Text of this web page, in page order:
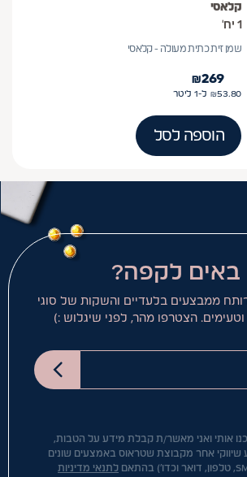
קלאסי
1 יח'
שמן זית כתית מעולה - קלאסי
269
₪
53.80
₪ ל-1 ליטר
הוספה לסל
באים לקפה?
ממבצעים בלעדיים והשקות של סוגי
הצטרפו מהר, לפני שיגלוש :)
המייל שלך
אותי ואני מאשר/ת קבלת מידע על הטבות,
שיווקי אחר מקבוצת שטראוס באמצעים שונים
לתנאי מדיניות